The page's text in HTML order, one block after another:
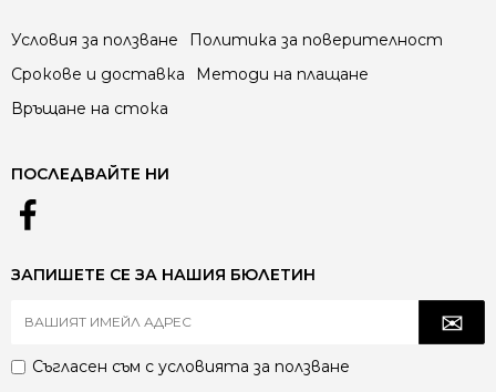
Условия за ползване
Политика за поверителност
Срокове и доставка
Методи на плащане
Връщане на стока
ПОСЛЕДВАЙТЕ НИ
ЗАПИШЕТЕ СЕ ЗА НАШИЯ БЮЛЕТИН
Съгласен съм с условията за ползване